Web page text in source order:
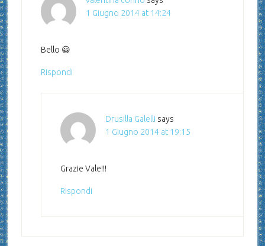
1 Giugno 2014 at 14:24
Bello 😀
Rispondi
Drusilla Galelli says
1 Giugno 2014 at 19:15
Grazie Vale!!!
Rispondi